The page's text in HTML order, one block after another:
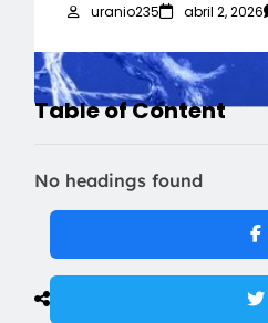
uranio235 abril 2, 2026
Table of Content
No headings found